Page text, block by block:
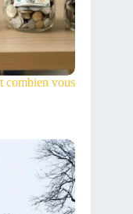
combien vous